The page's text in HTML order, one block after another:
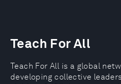
Teach For All
Teach For All is a global
developing collective